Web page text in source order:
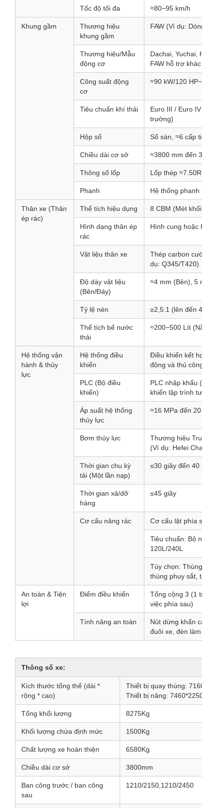
Tốc độ tối đa ≈80−95 km/h
Khung gầm
Thương hiệu
khung gầm
FAW (Ví dụ: Dòng
Thương hiệu/Mẫu
động cơ
Dachai, Yuchai,
FAW hỗ trợ khác (Ví
Công suất động
cơ
≈90 kW/120 HP−115
Tiêu chuẩn khí thải
Euro III / Euro IV /
trường)
Hộp số Số sàn, ≈6 cấp tiến
Chiều dài cơ sở ≈3800 mm đến 3900
Thông số lốp Lốp thép ≈7.50R16
Phanh Hệ thống phanh khí
Thân xe (Thân
ép rác)
Thể tích hiệu dụng 8 CBM (Mét khối)/
Hình dạng thân ép
rác
Hình cung hoặc
Vật liệu thân xe
Thép carbon cường
dụ: Q345/T420)
Độ dày vật liệu
(Bên/Đáy)
≈4 mm (Bên), 5 mm
Tỷ lệ nén ≥2,5:1 (lên đến 4:1
Thể tích bể nước
thải
≈200−500 Lít (Nằm
Hệ thống vận
hành & thủy
lực
Hệ thống điều
khiển
Điều khiển kết hợp
động và thủ công
PLC (Bộ điều
khiển)
PLC nhập khẩu (Ví
khiển lập trình tương
Áp suất hệ thống
thủy lực
≈16 MPa đến 20 MPa
Bơm thủy lực
Thương hiệu Trung
(Ví dụ: Hefei
Thời gian chu kỳ
tải (Một lần nạp)
≤30 giây đến 40 giây
Thời gian xả/dỡ
hàng
≤45 giây
Cơ cấu nâng rác Cơ cấu lật phía sau
Tiêu chuẩn: Bộ nâng
120L/240L
Tùy chọn: Thùng
thùng phuy sắt,
An toàn & Tiện
lợi
Điểm điều khiển
Tổng cộng 3 (1
việc phía sau)
Tính năng an toàn
Nút dừng khẩn cấp,
đuôi xe, đèn làm việc.
Thông số xe:
Kích thước tổng thể (dài *
rộng * cao)
Thiết bị quay thùng:
Thiết bị nâng:
Tổng khối lượng 8275Kg
Khối lượng chứa định mức 1500Kg
Chất lượng xe hoàn thiện 6580Kg
Chiều dài cơ sở 3800mm
Ban công trước / ban công
sau
1210/2150,1210/2450